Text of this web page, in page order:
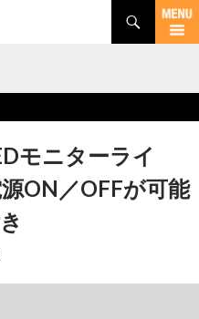
モニターライ
ON／OFFが可能
き